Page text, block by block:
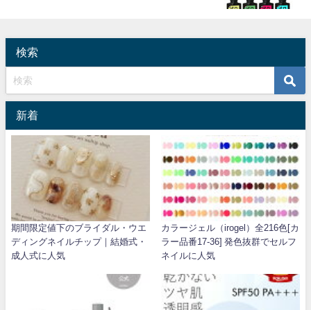
検索
新着
期間限定値下のブライダル・ウエ
ディングネイルチップ｜結婚式・
成人式に人気
カラージェル（irogel）全216色[カ
ラー品番17-36] 発色抜群でセルフ
ネイルに人気